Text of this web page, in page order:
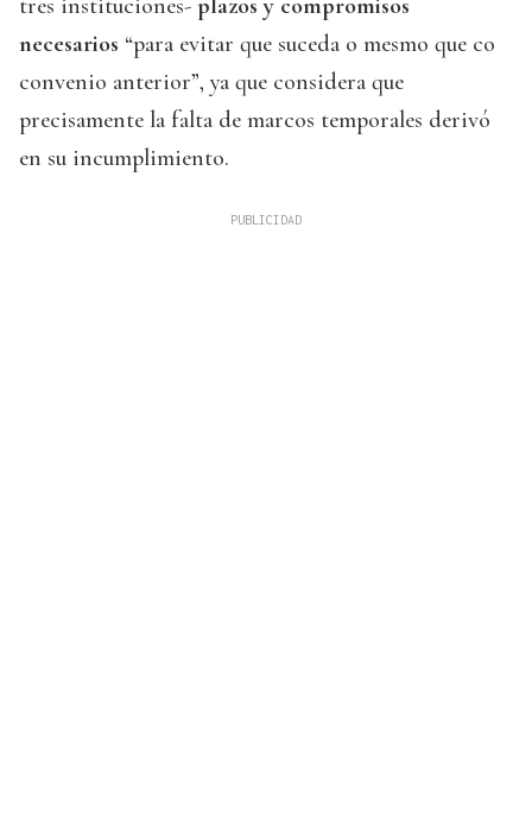
tres instituciones- plazos y compromisos
necesarios “para evitar que suceda o mesmo que co
convenio anterior”, ya que considera que
precisamente la falta de marcos temporales derivó
en su incumplimiento.